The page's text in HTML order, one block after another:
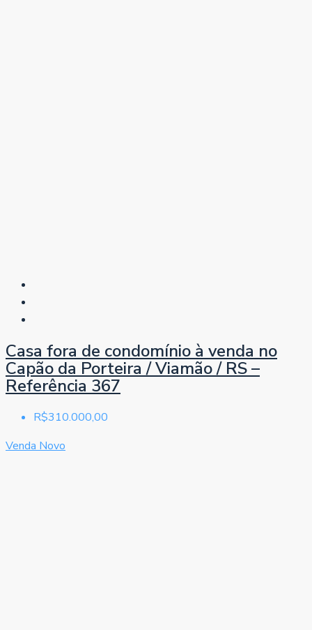
Casa fora de condomínio à venda no
Capão da Porteira / Viamão / RS –
Referência 367
R$310.000,00
Venda Novo